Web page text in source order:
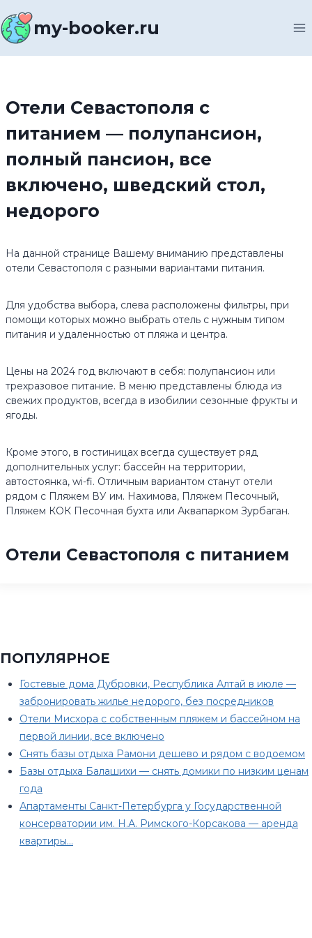
к
содержимомуmy-booker.ru
Отели Севастополя с
питанием — полупансион,
полный пансион, все
включено, шведский стол,
недорого
На данной странице Вашему вниманию представлены
отели Севастополя с разными вариантами питания.
Для удобства выбора, слева расположены фильтры, при
помощи которых можно выбрать отель с нужным типом
питания и удаленностью от пляжа и центра.
Цены на 2024 год включают в себя: полупансион или
трехразовое питание. В меню представлены блюда из
свежих продуктов, всегда в изобилии сезонные фрукты и
ягоды.
Кроме этого, в гостиницах всегда существует ряд
дополнительных услуг: бассейн на территории,
автостоянка, wi-fi. Отличным вариантом станут отели
рядом с Пляжем ВУ им. Нахимова, Пляжем Песочный,
Пляжем КОК Песочная бухта или Аквапарком Зурбаган.
Отели Севастополя с питанием
ПОПУЛЯРНОЕ
Гостевые дома Дубровки, Республика Алтай в июле —
забронировать жилье недорого, без посредников
Отели Мисхора с собственным пляжем и бассейном на
первой линии, все включено
Снять базы отдыха Рамони дешево и рядом с водоемом
Базы отдыха Балашихи — снять домики по низким ценам
года
Апартаменты Санкт-Петербурга у Государственной
консерватории им. Н.А. Римского-Корсакова — аренда
квартиры…